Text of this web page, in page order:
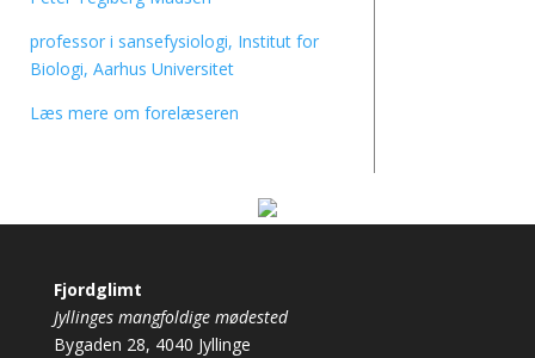
professor i sansefysiologi, Institut for
Biologi, Aarhus Universitet
Læs mere om forelæseren
Fjordglimt
Jyllinges mangfoldige mødested
Bygaden 28, 4040 Jyllinge